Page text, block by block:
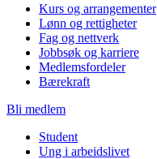
Kurs og arrangementer
Lønn og rettigheter
Fag og nettverk
Jobbsøk og karriere
Medlemsfordeler
Bærekraft
Bli medlem
Student
Ung i arbeidslivet